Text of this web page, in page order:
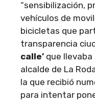
“sensibilización,
vehículos de
bicicletas que
transparencia
calle’ que llevaba
alcalde de La
la que recibió
para intentar